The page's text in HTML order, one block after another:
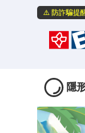
⚠️ 防詐騙提
隱